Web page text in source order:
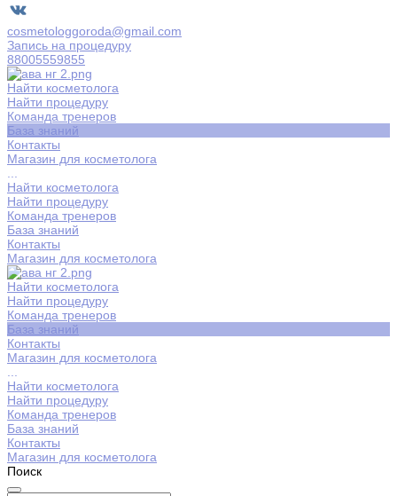
cosmetologgoroda@gmail.com
Запись на процедуру
88005559855
Найти косметолога
Найти процедуру
Команда тренеров
База знаний
Контакты
Магазин для косметолога
Найти косметолога
Найти процедуру
Команда тренеров
База знаний
Контакты
Магазин для косметолога
Найти косметолога
Найти процедуру
Команда тренеров
База знаний
Контакты
Магазин для косметолога
Найти косметолога
Найти процедуру
Команда тренеров
База знаний
Контакты
Магазин для косметолога
Поиск